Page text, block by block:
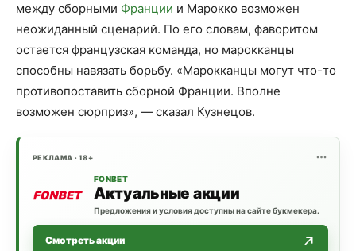
между сборными Франции и Марокко возможен
неожиданный сценарий. По его словам, фаворитом
остается французская команда, но марокканцы
способны навязать борьбу. «Марокканцы могут что-то
противопоставить сборной Франции. Вполне
возможен сюрприз», — сказал Кузнецов.
РЕКЛАМА · 18+
FONBET
Актуальные акции
Предложения и условия доступны на сайте букмекера.
Смотреть акции